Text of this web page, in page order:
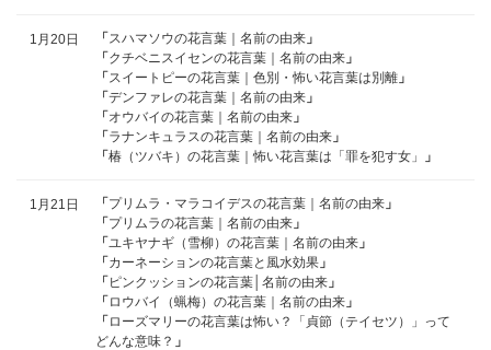
1月20日 「スハマソウの花言葉｜名前の由来 」
「クチベニスイセンの花言葉｜名前の由来 」
「スイートピーの花言葉｜色別・怖い花言葉は別離 」
「デンファレの花言葉｜名前の由来 」
「オウバイの花言葉｜名前の由来 」
「ラナンキュラスの花言葉｜名前の由来 」
「椿（ツバキ）の花言葉｜怖い花言葉は「罪を犯す女」 」
1月21日 「プリムラ・マラコイデスの花言葉｜名前の由来 」
「プリムラの花言葉｜名前の由来 」
「ユキヤナギ（雪柳）の花言葉｜名前の由来 」
「カーネーションの花言葉と風水効果 」
「ピンクッションの花言葉│名前の由来 」
「ロウバイ（蝋梅）の花言葉｜名前の由来 」
「ローズマリーの花言葉は怖い？「貞節（テイセツ）」って
どんな意味？ 」